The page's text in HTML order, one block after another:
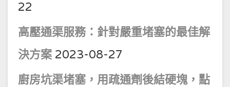
22
高壓通渠服務：針對嚴重堵塞的最佳解
決方案 2023-08-27
廚房坑渠堵塞，用疏通劑後結硬塊，點